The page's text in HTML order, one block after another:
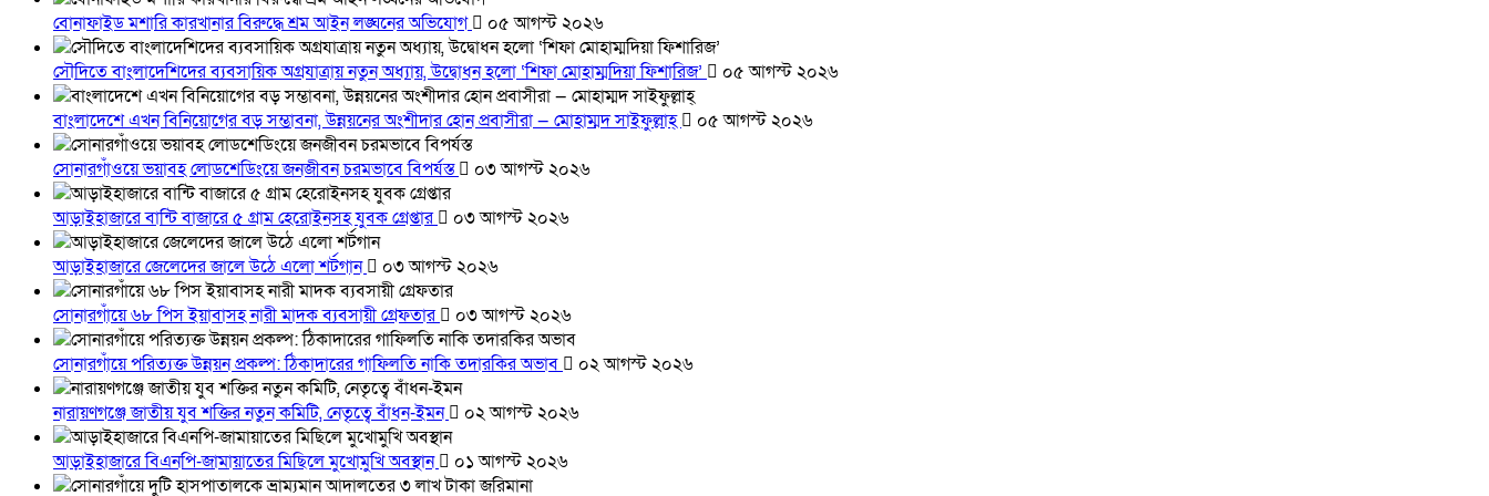
বোনাফাইড মশারি কারখানার বিরুদ্ধে শ্রম আইন লঙ্ঘনের অভিযোগ
০৫ আগস্ট ২০২৬
সৌদিতে বাংলাদেশিদের ব্যবসায়িক অগ্রযাত্রায় নতুন অধ্যায়, উদ্বোধন হলো ‘শিফা মোহাম্মদিয়া ফিশারিজ’
০৫ আগস্ট ২০২৬
বাংলাদেশে এখন বিনিয়োগের বড় সম্ভাবনা, উন্নয়নের অংশীদার হোন প্রবাসীরা — মোহাম্মদ সাইফুল্লাহ্
০৫ আগস্ট ২০২৬
সোনারগাঁওয়ে ভয়াবহ লোডশেডিংয়ে জনজীবন চরমভাবে বিপর্যস্ত
০৩ আগস্ট ২০২৬
আড়াইহাজারে বান্টি বাজারে ৫ গ্রাম হেরোইনসহ যুবক গ্রেপ্তার
০৩ আগস্ট ২০২৬
আড়াইহাজারে জেলেদের জালে উঠে এলো শর্টগান
০৩ আগস্ট ২০২৬
সোনারগাঁয়ে ৬৮ পিস ইয়াবাসহ নারী মাদক ব্যবসায়ী গ্রেফতার
০৩ আগস্ট ২০২৬
সোনারগাঁয়ে পরিত্যক্ত উন্নয়ন প্রকল্প: ঠিকাদারের গাফিলতি নাকি তদারকির অভাব
০২ আগস্ট ২০২৬
নারায়ণগঞ্জে জাতীয় যুব শক্তির নতুন কমিটি, নেতৃত্বে বাঁধন-ইমন
০২ আগস্ট ২০২৬
আড়াইহাজারে বিএনপি-জামায়াতের মিছিলে মুখোমুখি অবস্থান
০১ আগস্ট ২০২৬